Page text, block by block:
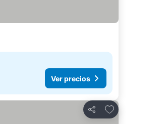
Ver precios
Compartir
Añadir a favoritos